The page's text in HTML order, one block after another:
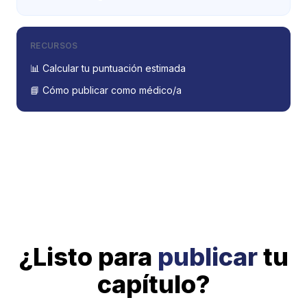
RECURSOS
📊 Calcular tu puntuación estimada
📘 Cómo publicar como médico/a
¿Listo para publicartu
capítulo?